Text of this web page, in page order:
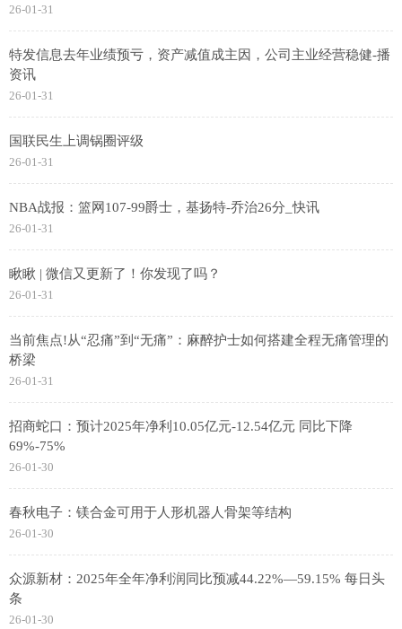
26-01-31
特发信息去年业绩预亏，资产减值成主因，公司主业经营稳健-播
资讯
26-01-31
国联民生上调锅圈评级
26-01-31
NBA战报：篮网107-99爵士，基扬特-乔治26分_快讯
26-01-31
瞅瞅 | 微信又更新了！你发现了吗？
26-01-31
当前焦点!从“忍痛”到“无痛”：麻醉护士如何搭建全程无痛管理的
桥梁
26-01-31
招商蛇口：预计2025年净利10.05亿元-12.54亿元 同比下降
69%-75%
26-01-30
春秋电子：镁合金可用于人形机器人骨架等结构
26-01-30
众源新材：2025年全年净利润同比预减44.22%—59.15% 每日头
条
26-01-30